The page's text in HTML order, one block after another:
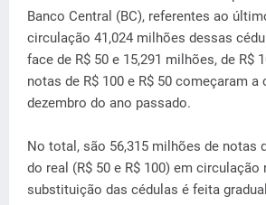
Banco Central (BC), referentes ao
circulação 41,024 milhões dessas
face de R$ 50 e 15,291 milhões, de R$
notas de R$ 100 e R$ 50 começaram
dezembro do ano passado.
No total, são 56,315 milhões de notas
do real (R$ 50 e R$ 100) em
substituição das cédulas é feita